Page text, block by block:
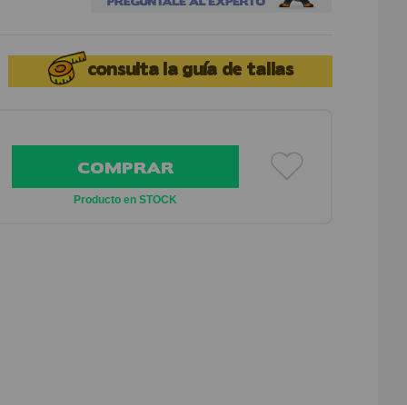
consulta la guía de tallas
COMPRAR
Producto en STOCK